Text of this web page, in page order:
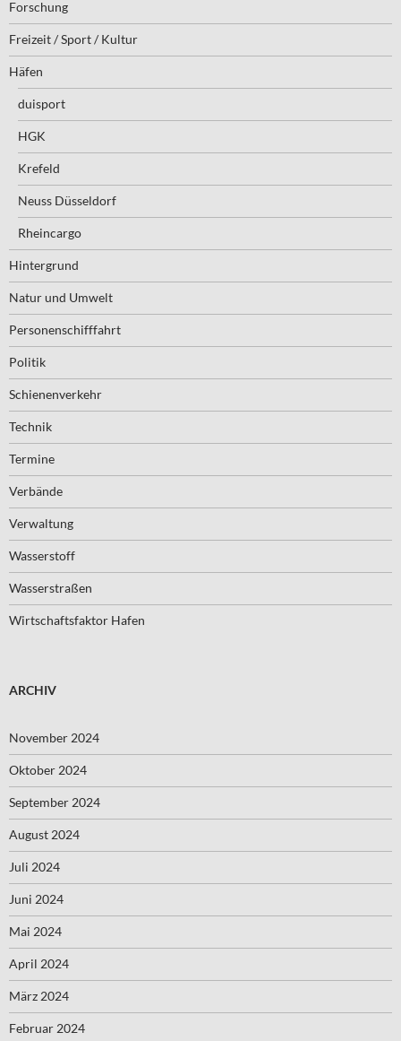
Forschung
Freizeit / Sport / Kultur
Häfen
duisport
HGK
Krefeld
Neuss Düsseldorf
Rheincargo
Hintergrund
Natur und Umwelt
Personenschifffahrt
Politik
Schienenverkehr
Technik
Termine
Verbände
Verwaltung
Wasserstoff
Wasserstraßen
Wirtschaftsfaktor Hafen
ARCHIV
November 2024
Oktober 2024
September 2024
August 2024
Juli 2024
Juni 2024
Mai 2024
April 2024
März 2024
Februar 2024